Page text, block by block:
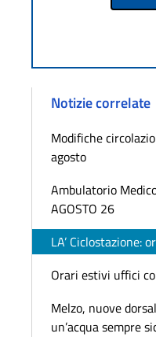
Notizie correlate
Modifiche
agosto
Ambulatorio
AGOSTO 26
LA’ Ciclostazione:
Orari estivi uffici
Melzo, nuove
un’acqua sempre